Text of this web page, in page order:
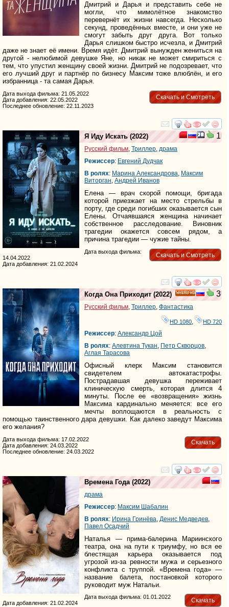
Дмитрий и Дарья и представить себе не
могли, что мимолётное знакомство
перевернёт их жизни навсегда. Несколько
секунд, проведённых вместе, и они уже не
смогут забыть друг друга. Вот только
Дарья слишком быстро исчезла, и Дмитрий
даже не знает её имени. Время идёт. Дмитрий вынужден жениться на
другой - нелюбимой девушке Яне, но никак не может смириться с
тем, что упустил женщину своей жизни. Дмитрий не подозревает, что
его лучший друг и партнёр по бизнесу Максим тоже влюблён, и его
избранница - та самая Дарья.
Скачать и Смотреть
Дата выхода фильма: 21.05.2022
Дата добавления: 22.05.2022
Последнее обновление: 22.11.2023
смотреть
1
Я Иду Искать (2022)
Русский фильм, Триллер, драма
Режиссер: Евгений Дудчак
В ролях: Марина Александрова, Максим
Виторган, Андрей Иванов
Елена — врач скорой помощи, бригада
которой приезжает на место стрельбы в
порту, где среди погибших оказывается сын
Елены. Отчаявшаяся женщина начинает
собственное расследование. Виновник
трагедии окажется совсем рядом, а
причина трагедии — чужие тайны.
Скачать и Смотреть
Дата выхода фильма:
14.04.2022
Дата добавления: 21.02.2024
смотреть
HD
3
Когда Она Приходит (2022)
Русский фильм Триллер Фантастика
HD 1080 HD 720
Режиссер: Александр Цой
В ролях: Алевтина Тукан Петр Скворцов
Аглая Тарасова
Офисный клерк Максим становится
свидетелем автокатастрофы.
Пострадавшая девушка переживает
клиническую смерть, которая длится 4
минуты. После ее «возвращения» жизнь
Максима кардинально меняется: все его
мечты воплощаются в реальность с
помощью таинственного дара девушки. Как далеко заведут Максима
его желания?
Скачать
Дата выхода фильма: 17.02.2022
Дата добавления: 24.03.2022
Последнее обновление: 24.03.2022
смотреть
Времена Года (2022)
драма
Режиссер: Максим Шабалин
В ролях: Ирина Гринёва Денис Медведев
Павел Осадчий
Наталья — прима-балерина Мариинского
театра, она на пути к триумфу, но вся ее
блестящая карьера оказывается под
угрозой из-за ревности мужа и серьезного
конфликта с труппой. «Времена года» —
название балета, постановкой которого
руководит муж Натальи.
Скачать
Дата выхода фильма: 01.01.2022
Дата добавления: 21.02.2024